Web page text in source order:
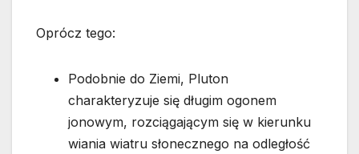
Oprócz tego:
Podobnie do Ziemi, Pluton
charakteryzuje się długim ogonem
jonowym, rozciągającym się w kierunku
wiania wiatru słonecznego na odległość